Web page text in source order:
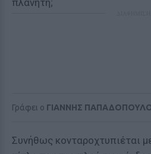
Γράφει ο ΓΙΑΝΝΗΣ
Συνήθως κονταροχτυπιέται